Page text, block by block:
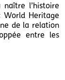
l’histoire
Heritage
de la relation
entre les